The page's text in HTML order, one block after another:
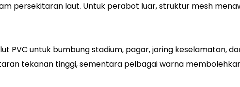
persekitaran laut. Untuk perabot luar, struktur mesh
PVC untuk bumbung stadium, pagar, jaring keselamatan,
tekanan tinggi, sementara pelbagai warna